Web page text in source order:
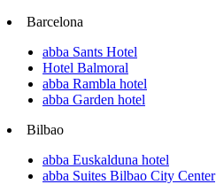
Barcelona
abba Sants Hotel
Hotel Balmoral
abba Rambla hotel
abba Garden hotel
Bilbao
abba Euskalduna hotel
abba Suites Bilbao City Center